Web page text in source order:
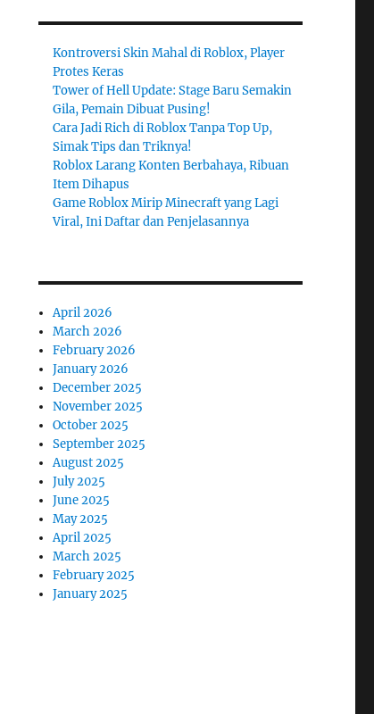
Kontroversi Skin Mahal di Roblox, Player
Protes Keras
Tower of Hell Update: Stage Baru Semakin
Gila, Pemain Dibuat Pusing!
Cara Jadi Rich di Roblox Tanpa Top Up,
Simak Tips dan Triknya!
Roblox Larang Konten Berbahaya, Ribuan
Item Dihapus
Game Roblox Mirip Minecraft yang Lagi
Viral, Ini Daftar dan Penjelasannya
April 2026
March 2026
February 2026
January 2026
December 2025
November 2025
October 2025
September 2025
August 2025
July 2025
June 2025
May 2025
April 2025
March 2025
February 2025
January 2025